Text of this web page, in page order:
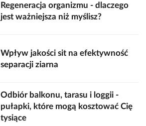
Regeneracja organizmu - dlaczego
jest ważniejsza niż myślisz?
Wpływ jakości sit na efektywność
separacji ziarna
Odbiór balkonu, tarasu i loggii -
pułapki, które mogą kosztować Cię
tysiące